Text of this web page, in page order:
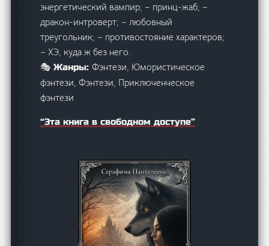
энергетический вампир; – принц-жаб; –
дракон-интроверт; – любовный
треугольник; – противостояние характеров;
– ХЭ, куда ж без него.
🎭 Жанры:Фэнтези, Юмористическое
фэнтези, Фэнтези, Приключенческое
фэнтези
“Эта книга в свободном доступе”